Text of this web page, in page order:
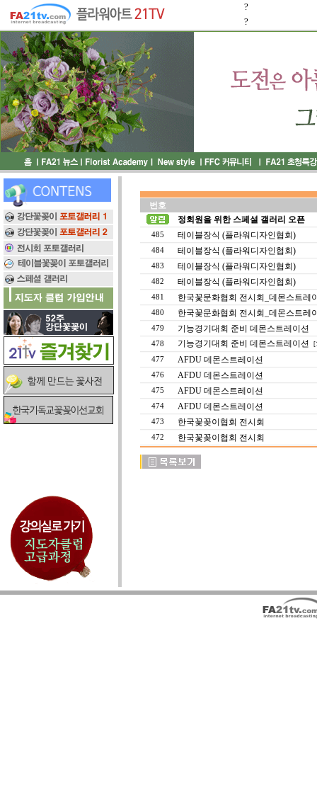
?
?
번호
정회원을 위한 스페셜 갤러리 오픈
485 테이블장식 (플라워디자인협회)
484 테이블장식 (플라워디자인협회)
483 테이블장식 (플라워디자인협회)
482 테이블장식 (플라워디자인협회)
481 한국꽃문화협회 전시회_데몬스트레
480 한국꽃문화협회 전시회_데몬스트레
479 기능경기대회 준비 데몬스트레이션
478 기능경기대회 준비 데몬스트레이션
477 AFDU 데몬스트레이션
476 AFDU 데몬스트레이션
475 AFDU 데몬스트레이션
474 AFDU 데몬스트레이션
473 한국꽃꽂이협회 전시회
472 한국꽃꽂이협회 전시회